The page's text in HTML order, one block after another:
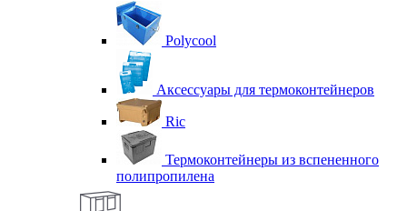
Polycool
Аксессуары для термоконтейнеров
Ric
Термоконтейнеры из вспененного
полипропилена